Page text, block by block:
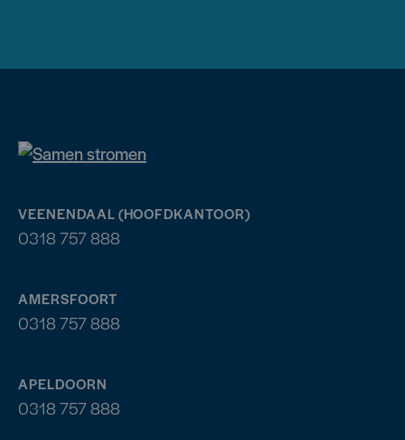
VEENENDAAL (HOOFDKANTOOR)
0318 757 888
AMERSFOORT
0318 757 888
APELDOORN
0318 757 888